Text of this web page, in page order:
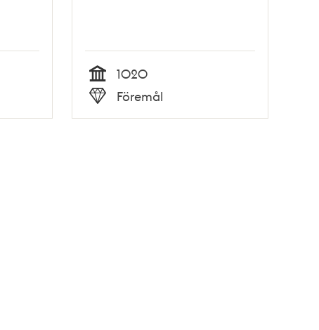
Tid
1020
Typ
Föremål